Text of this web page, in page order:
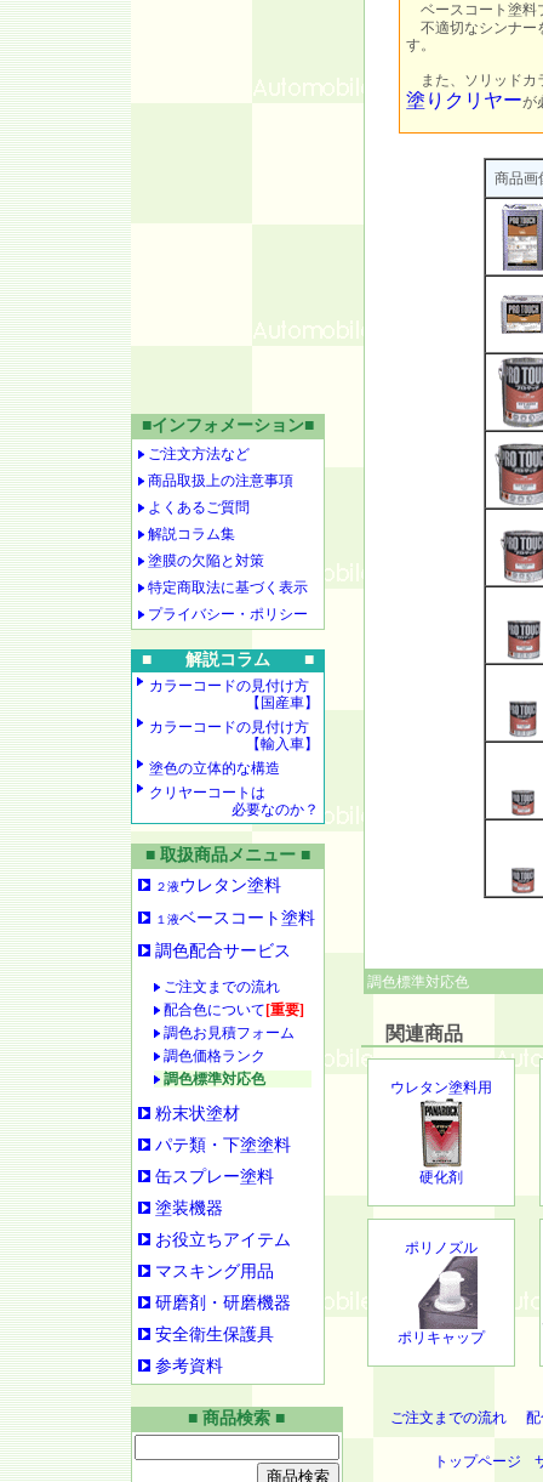
ベースコート塗料
不適切なシンナー
す。
また、ソリッドカ
塗りクリヤーが
商品画
調色標準対応色
関連商品
ウレタン塗料用
硬化剤
ポリノズル
ポリキャップ
ご注文までの流れ
トップページ
■インフォメーション■
ご注文方法など
商品取扱上の注意事項
よくあるご質問
解説コラム集
塗膜の欠陥と対策
特定商取法に基づく表示
プライバシー・ポリシー
■ 解説コラム ■
カラーコードの見付け方
【国産車】
カラーコードの見付け方
【輸入車】
塗色の立体的な構造
クリヤーコートは
必要なのか？
■ 取扱商品メニュー ■
２液ウレタン塗料
１液ベースコート塗料
調色配合サービス
ご注文までの流れ
配合色について [重要]
調色お見積フォーム
調色価格ランク
調色標準対応色
粉末状塗材
パテ類・下塗塗料
缶スプレー塗料
塗装機器
お役立ちアイテム
マスキング用品
研磨剤・研磨機器
安全衛生保護具
参考資料
■ 商品検索 ■